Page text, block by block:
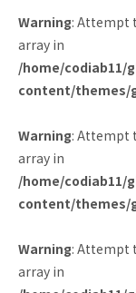
情報公開
プライバシー
Warning: Attempt
array in
/home/codiab11/
content/themes/
Warning: Attempt
array in
/home/codiab11/
content/themes/
Warning: Attempt
array in